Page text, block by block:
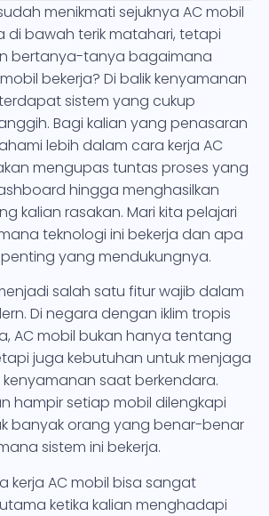
menikmati sejuknya AC mobil
di bawah terik matahari, tetapi
bertanya-tanya bagaimana
bekerja? Di balik kenyamanan
sistem yang cukup
Bagi kalian yang penasaran
lebih dalam cara kerja AC
mengupas tuntas proses yang
hingga menghasilkan
kalian rasakan. Mari kita pelajari
teknologi ini bekerja dan apa
yang mendukungnya.
salah satu fitur wajib dalam
Di negara dengan iklim tropis
AC mobil bukan hanya tentang
juga kebutuhan untuk menjaga
saat berkendara.
hampir setiap mobil dilengkapi
banyak orang yang benar-benar
sistem ini bekerja.
kerja AC mobil bisa sangat
ketika kalian menghadapi